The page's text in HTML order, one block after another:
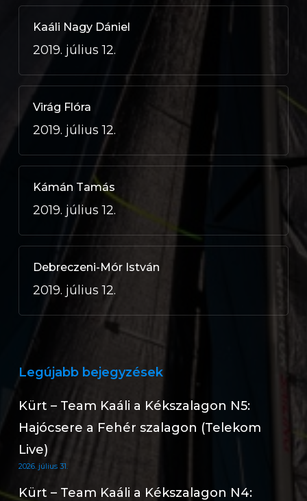
Kaáli Nagy Dániel
2019. július 12.
Virág Flóra
2019. július 12.
Kámán Tamás
2019. július 12.
Debreczeni-Mór István
2019. július 12.
Legújabb bejegyzések
Kürt – Team Kaáli a Kékszalagon N5:
Hajócsere a Fehér szalagon (Telekom
Live)
2026. július 31.
Kürt – Team Kaáli a Kékszalagon N4: